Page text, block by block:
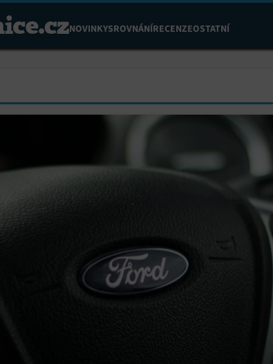
NOVINKYSROVNÁNÍRECENZEOSTATNÍ